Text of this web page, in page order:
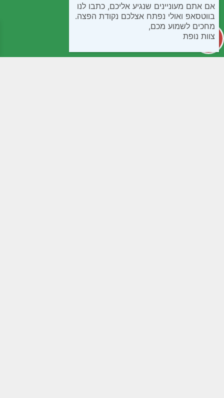
אם אתם מעוניינים שנגיע אליכם, כתבו לנו
בווטסאפ ואולי נפתח אצלכם נקודת הפצה.
מחכים לשמוע מכם,
צוות נופת